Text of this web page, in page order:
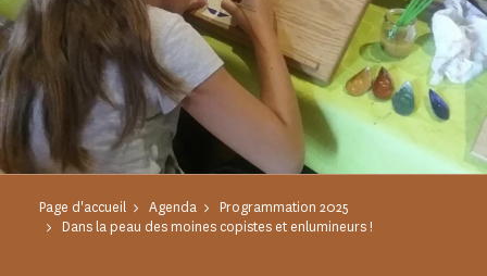
Page d'accueil Agenda
Programmation 2025
Dans la peau des moines copistes et enlumineurs !